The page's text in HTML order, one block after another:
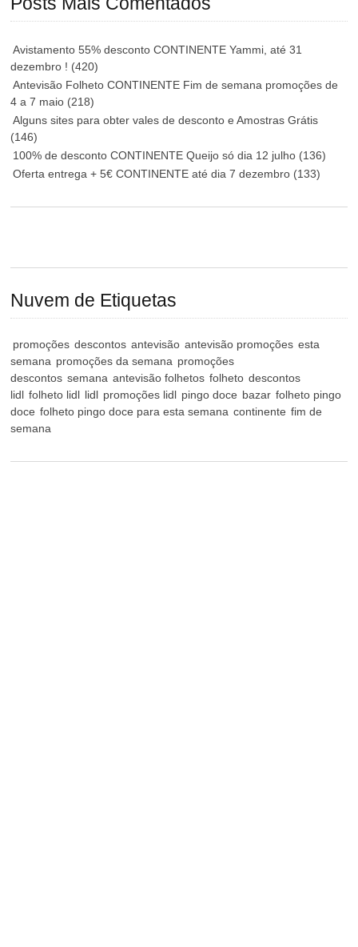
Avistamento 55% desconto CONTINENTE Yammi, até 31
dezembro ! (420)
Antevisão Folheto CONTINENTE Fim de semana promoções de
4 a 7 maio (218)
Alguns sites para obter vales de desconto e Amostras Grátis
(146)
100% de desconto CONTINENTE Queijo só dia 12 julho (136)
Oferta entrega + 5€ CONTINENTE até dia 7 dezembro (133)
Nuvem de Etiquetas
promoções descontos antevisão antevisão promoções esta
semana promoções da semana promoções
descontos semana antevisão folhetos folheto descontos
lidl folheto lidl lidl promoções lidl pingo doce bazar folheto pingo
doce folheto pingo doce para esta semana continente fim de
semana